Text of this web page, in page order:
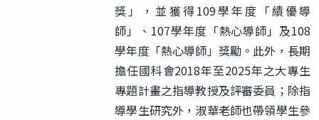
獎」，並獲得109學年度「績優導
師」、107學年度「熱心導師」及108
學年度「熱心導師」獎勵。此外，長期
擔任國科會2018年至2025年之大專生
專題計畫之指導教授及評審委員；除指
導學生研究外，淑華老師也帶領學生參